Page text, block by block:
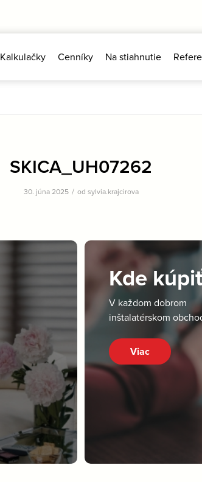
Kalkulačky Cenníky Na stiahnutie
SKICA_UH07262
30. júna 2025 / od sylvia.krajcirova
Kde
V každom dobrom
inštalatérskom
Viac